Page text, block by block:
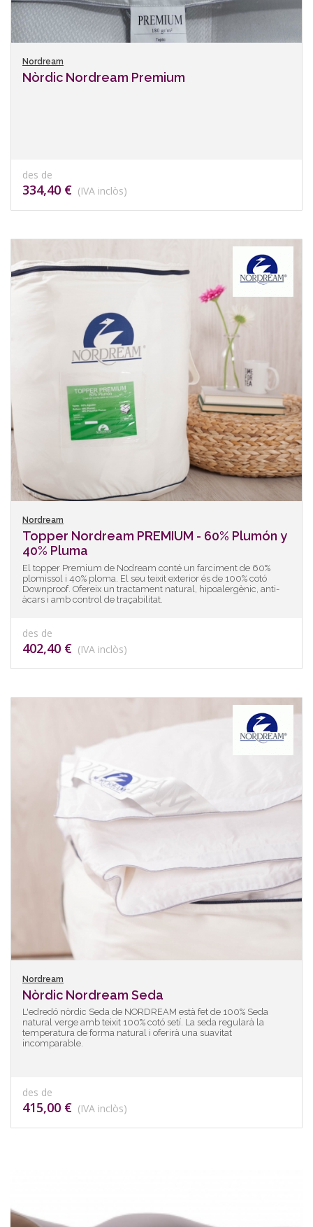
Nordream
Nòrdic Nordream Premium
des de
334,40 € (IVA inclòs)
Nordream
Topper Nordream PREMIUM - 60% Plumón y
40% Pluma
El topper Premium de Nodream conté un farciment de 60%
plomissol i 40% ploma. El seu teixit exterior és de 100% cotó
Downproof. Ofereix un tractament natural, hipoalergènic, anti-
àcars i amb control de traçabilitat.
des de
402,40 € (IVA inclòs)
Nordream
Nòrdic Nordream Seda
L'edredó nòrdic Seda de NORDREAM està fet de 100% Seda
natural verge amb teixit 100% cotó setí. La seda regularà la
temperatura de forma natural i oferirà una suavitat
incomparable.
des de
415,00 € (IVA inclòs)